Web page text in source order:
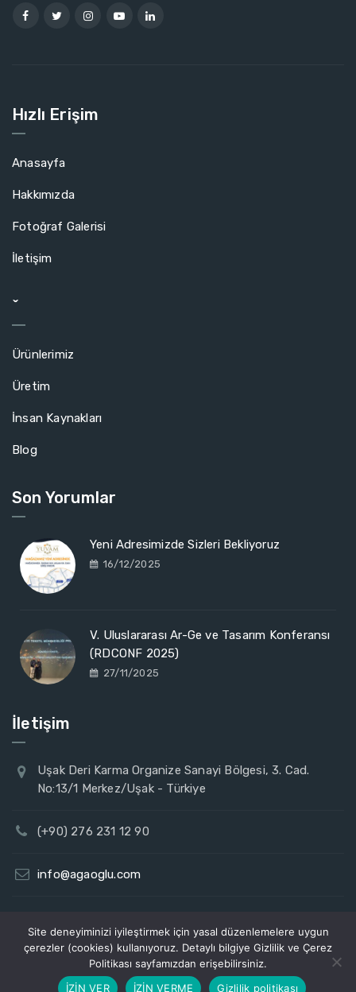
Hızlı Erişim
Anasayfa
Hakkımızda
Fotoğraf Galerisi
İletişim
ˇ
Ürünlerimiz
Üretim
İnsan Kaynakları
Blog
Son Yorumlar
Yeni Adresimizde Sizleri Bekliyoruz
16/12/2025
V. Uluslararası Ar-Ge ve Tasarım Konferansı
(RDCONF 2025)
27/11/2025
İletişim
Uşak Deri Karma Organize Sanayi Bölgesi, 3. Cad.
No:13/1 Merkez/Uşak - Türkiye
(+90) 276 231 12 90
info@agaoglu.com
© 2026Ağaoğlu TekstilDesigned by Rejital.
Gizlilik ve Çerez Politikası Veri Sahibi Başvuru Formu
Site deneyiminizi iyileştirmek için yasal düzenlemelere uygun
çerezler (cookies) kullanıyoruz. Detaylı bilgiye Gizlilik ve Çerez
Politikası sayfamızdan erişebilirsiniz.
İZİN VER
İZİN VERME Gizlilik politikası